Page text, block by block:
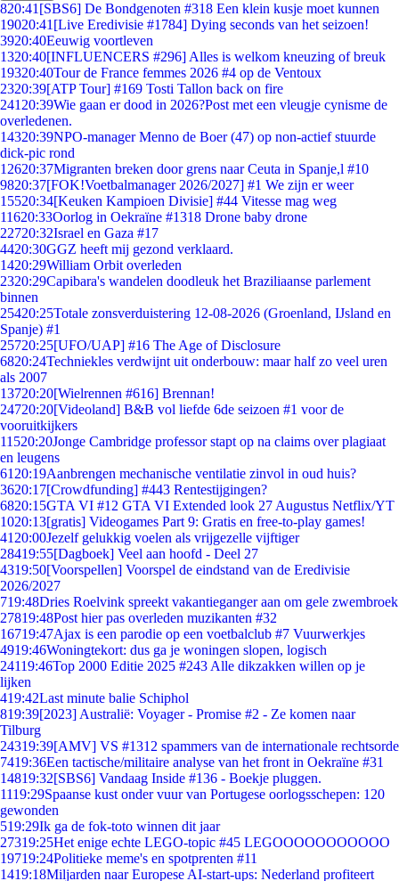
820:41 [SBS6] De Bondgenoten #318 Een klein kusje moet kunnen
19020:41 [Live Eredivisie #1784] Dying seconds van het seizoen!
3920:40Eeuwig voortleven
1320:40[INFLUENCERS #296] Alles is welkom kneuzing of breuk
19320:40Tour de France femmes 2026 #4 op de Ventoux
2320:39[ATP Tour] #169 Tosti Tallon back on fire
241 20:39Wie gaan er dood in 2026?Post met een vleugje cynisme de
overledenen.
14320:39NPO-manager Menno de Boer (47) op non-actief stuurde
dick-pic rond
12620:37Migranten breken door grens naar Ceuta in Spanje,l #10
9820:37[FOK!Voetbalmanager 2026/2027] #1 We zijn er weer
15520:34[Keuken Kampioen Divisie] #44 Vitesse mag weg
11620:33Oorlog in Oekraïne #1318 Drone baby drone
22720:32Israel en Gaza #17
4420:30GGZ heeft mij gezond verklaard.
1420:29William Orbit overleden
2320:29Capibara's wandelen doodleuk het Braziliaanse parlement
binnen
25420:25Totale zonsverduistering 12-08-2026 (Groenland, IJsland en
Spanje) #1
25720:25[UFO/UAP] #16 The Age of Disclosure
6820:24Techniekles verdwijnt uit onderbouw: maar half zo veel uren
als 2007
13720:20[Wielrennen #616] Brennan!
24720:20[Videoland] B&B vol liefde 6de seizoen #1 voor de
vooruitkijkers
11520:20Jonge Cambridge professor stapt op na claims over plagiaat
en leugens
61 20:19Aanbrengen mechanische ventilatie zinvol in oud huis?
3620:17[Crowdfunding] #443 Rentestijgingen?
6820:15GTA VI #12 GTA VI Extended look 27 Augustus Netflix/YT
1020:13[gratis] Videogames Part 9: Gratis en free-to-play games!
41 20:00Jezelf gelukkig voelen als vrijgezelle vijftiger
28419:55[Dagboek] Veel aan hoofd - Deel 27
4319:50[Voorspellen] Voorspel de eindstand van de Eredivisie
2026/2027
719:48Dries Roelvink spreekt vakantieganger aan om gele zwembroek
27819:48Post hier pas overleden muzikanten #32
16719:47Ajax is een parodie op een voetbalclub #7 Vuurwerkjes
4919:46Woningtekort: dus ga je woningen slopen, logisch
24119:46Top 2000 Editie 2025 #243 Alle dikzakken willen op je
lijken
419:42Last minute balie Schiphol
819:39[2023] Australië: Voyager - Promise #2 - Ze komen naar
Tilburg
24319:39[AMV] VS #1312 spammers van de internationale rechtsorde
7419:36Een tactische/militaire analyse van het front in Oekraïne #31
14819:32[SBS6] Vandaag Inside #136 - Boekje pluggen.
1119:29Spaanse kust onder vuur van Portugese oorlogsschepen: 120
gewonden
519:29Ik ga de fok-toto winnen dit jaar
27319:25Het enige echte LEGO-topic #45 LEGOOOOOOOOOOO
19719:24Politieke meme's en spotprenten #11
1419:18Miljarden naar Europese AI-start-ups: Nederland profiteert